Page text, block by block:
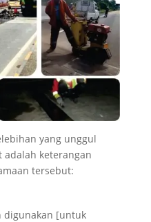
yang unggul
keterangan
tersebut:
digunakan [untuk